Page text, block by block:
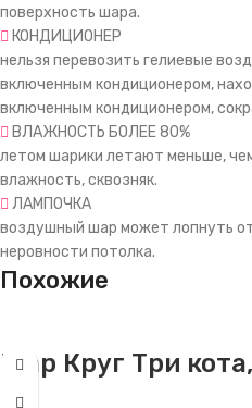
поверхность шара.
КОНДИЦИОНЕР
нельзя перевозить гелиевые
включенным кондиционером,
включенным кондиционером,
ВЛАЖНОСТЬ БОЛЕЕ 80%
летом шарики летают меньше,
влажность, сквозняк.
ЛАМПОЧКА
воздушный шар может лопнуть
неровности потолка.
Похожие
Шар Круг Три